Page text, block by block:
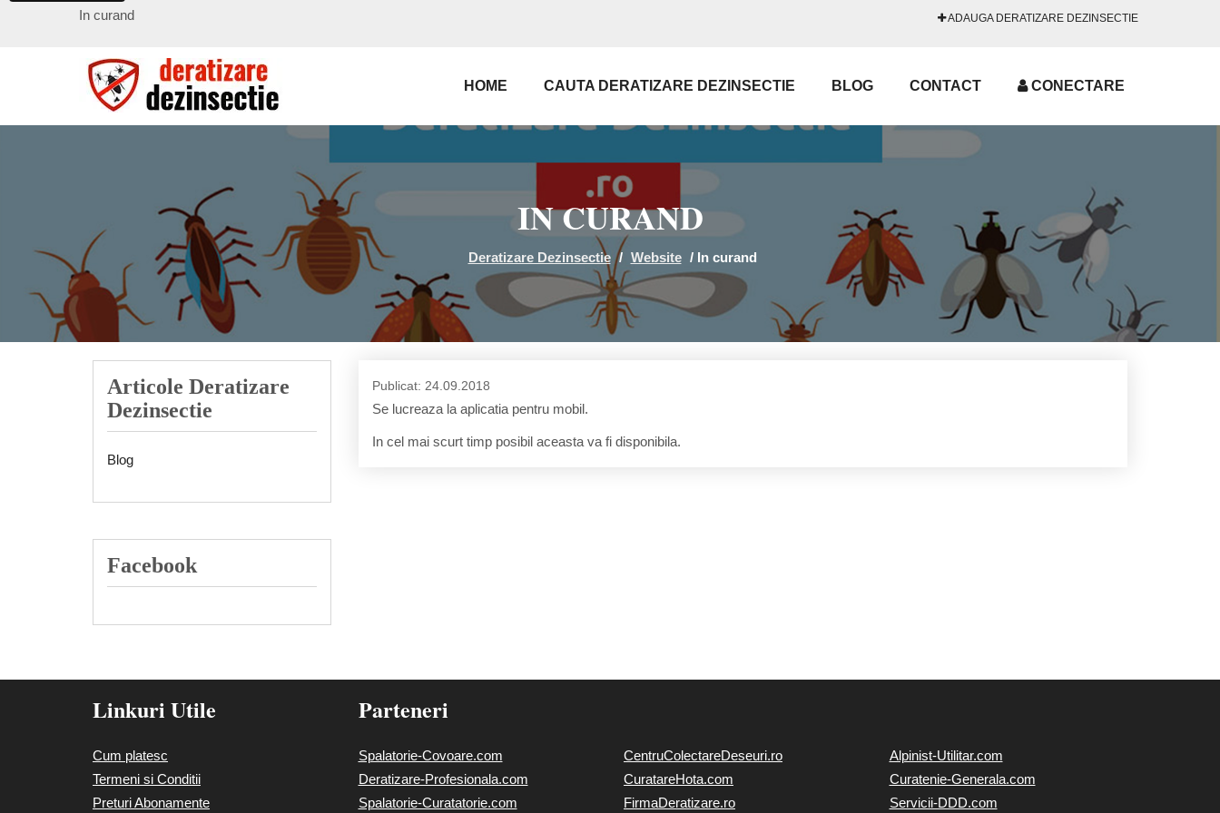
In curand ADAUGA DERATIZARE DEZINSECTIE
HOME CAUTA DERATIZARE DEZINSECTIE BLOG CONTACT CONECTARE
IN CURAND
Deratizare Dezinsectie / Website / In curand
Articole Deratizare
Dezinsectie
Blog
Facebook
Publicat: 24.09.2018
Se lucreaza la aplicatia pentru mobil.
In cel mai scurt timp posibil aceasta va fi disponibila.
Linkuri Utile
Cum platesc
Termeni si Conditii
Preturi Abonamente
Parteneri
Spalatorie-Covoare.com
Deratizare-Profesionala.com
Spalatorie-Curatatorie.com
CentruColectareDeseuri.ro
CuratareHota.com
FirmaDeratizare.ro
Alpinist-Utilitar.com
Curatenie-Generala.com
Servicii-DDD.com